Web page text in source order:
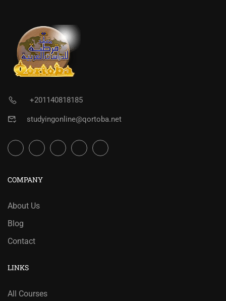
+201140818185
studyingonline@qortoba.net
COMPANY
About Us
Blog
Contact
LINKS
All Courses